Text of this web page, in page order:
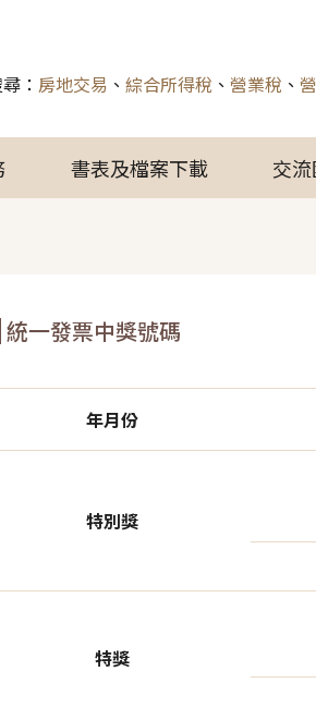
： 房地交易 、 綜合所得稅 、 營業稅 、
書表及檔案下載 交
統一發票中獎號碼
年月份
特別獎
特獎